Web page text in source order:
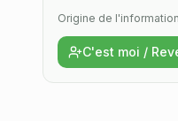
Origine de
C'est moi /